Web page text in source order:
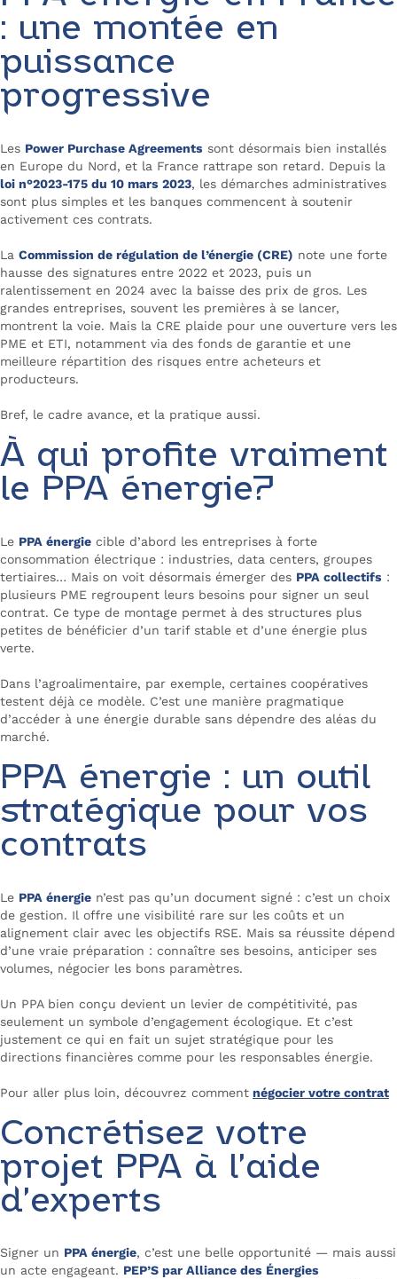
: une montée en
puissance
progressive
Les Power Purchase Agreements sont désormais bien installés
en Europe du Nord, et la France rattrape son retard. Depuis la
loi n°2023-175 du 10 mars 2023, les démarches administratives
sont plus simples et les banques commencent à soutenir
activement ces contrats.
La Commission de régulation de l’énergie (CRE) note une forte
hausse des signatures entre 2022 et 2023, puis un
ralentissement en 2024 avec la baisse des prix de gros. Les
grandes entreprises, souvent les premières à se lancer,
montrent la voie. Mais la CRE plaide pour une ouverture vers les
PME et ETI, notamment via des fonds de garantie et une
meilleure répartition des risques entre acheteurs et
producteurs.
Bref, le cadre avance, et la pratique aussi.
À qui profite vraiment
le PPA énergie?
Le PPA énergie cible d’abord les entreprises à forte
consommation électrique : industries, data centers, groupes
tertiaires… Mais on voit désormais émerger des PPA collectifs :
plusieurs PME regroupent leurs besoins pour signer un seul
contrat. Ce type de montage permet à des structures plus
petites de bénéficier d’un tarif stable et d’une énergie plus
verte.
Dans l’agroalimentaire, par exemple, certaines coopératives
testent déjà ce modèle. C’est une manière pragmatique
d’accéder à une énergie durable sans dépendre des aléas du
marché.
PPA énergie : un outil
stratégique pour vos
contrats
Le PPA énergie n’est pas qu’un document signé : c’est un choix
de gestion. Il offre une visibilité rare sur les coûts et un
alignement clair avec les objectifs RSE. Mais sa réussite dépend
d’une vraie préparation : connaître ses besoins, anticiper ses
volumes, négocier les bons paramètres.
Un PPA bien conçu devient un levier de compétitivité, pas
seulement un symbole d’engagement écologique. Et c’est
justement ce qui en fait un sujet stratégique pour les
directions financières comme pour les responsables énergie.
Pour aller plus loin, découvrez comment négocier votre contrat
Concrétisez votre
projet PPA à l’aide
d’experts
Signer un PPA énergie, c’est une belle opportunité — mais aussi
un acte engageant. PEP’S par Alliance des Énergies